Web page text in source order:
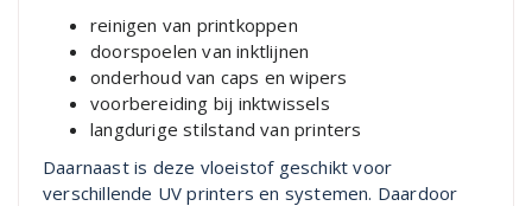
reinigen van printkoppen
doorspoelen van inktlijnen
onderhoud van caps en wipers
voorbereiding bij inktwissels
langdurige stilstand van printers
Daarnaast is deze vloeistof geschikt voor
verschillende UV printers en systemen. Daardoor